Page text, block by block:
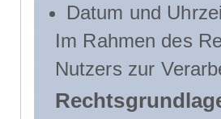
Datum und
Im Rahmen des
Nutzers zur